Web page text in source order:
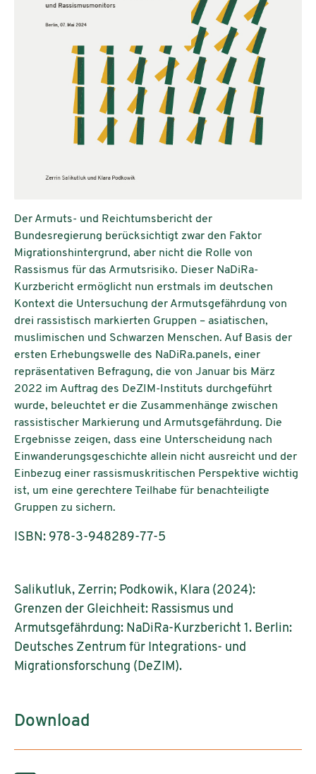
Der Armuts- und Reichtumsbericht der
Bundesregierung berücksichtigt zwar den Faktor
Migrationshintergrund, aber nicht die Rolle von
Rassismus für das Armutsrisiko. Dieser NaDiRa-
Kurzbericht ermöglicht nun erstmals im deutschen
Kontext die Untersuchung der Armutsgefährdung von
drei rassistisch markierten Gruppen – asiatischen,
muslimischen und Schwarzen Menschen. Auf Basis der
ersten Erhebungswelle des NaDiRa.panels, einer
repräsentativen Befragung, die von Januar bis März
2022 im Auftrag des DeZIM-Instituts durchgeführt
wurde, beleuchtet er die Zusammenhänge zwischen
rassistischer Markierung und Armutsgefährdung. Die
Ergebnisse zeigen, dass eine Unterscheidung nach
Einwanderungsgeschichte allein nicht ausreicht und der
Einbezug einer rassismuskritischen Perspektive wichtig
ist, um eine gerechtere Teilhabe für benachteiligte
Gruppen zu sichern.
ISBN: 978-3-948289-77-5
Salikutluk, Zerrin; Podkowik, Klara (2024):
Grenzen der Gleichheit: Rassismus und
Armutsgefährdung: NaDiRa-Kurzbericht 1. Berlin:
Deutsches Zentrum für Integrations- und
Migrationsforschung (DeZIM).
Download